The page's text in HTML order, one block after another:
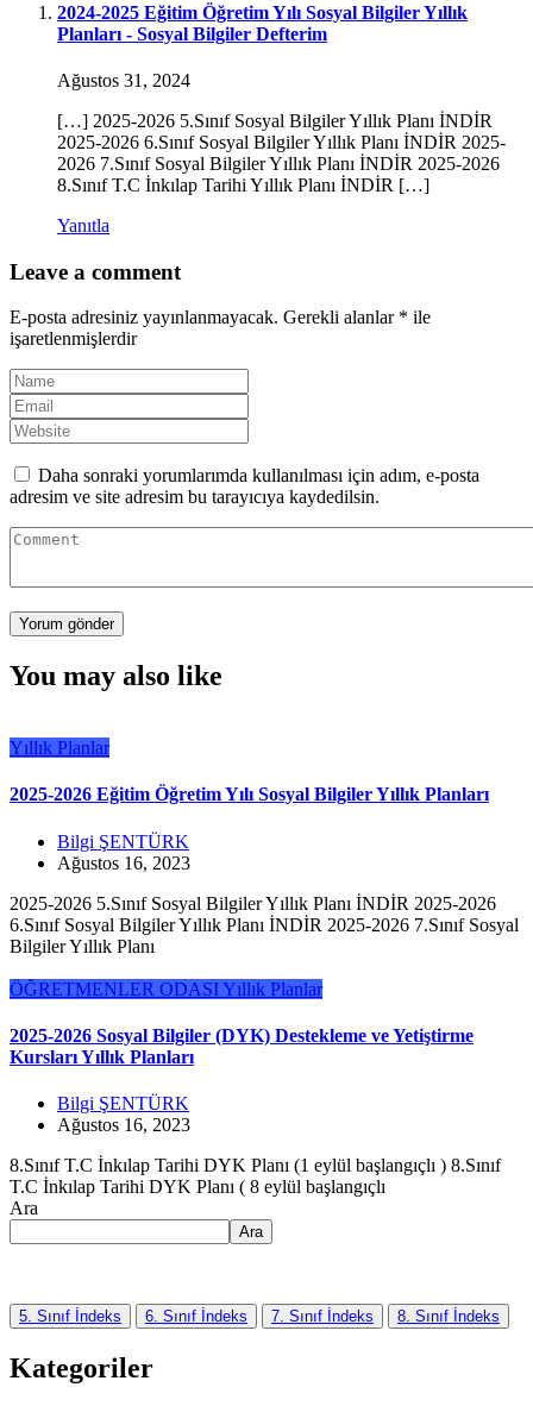
2024-2025 Eğitim Öğretim Yılı Sosyal Bilgiler Yıllık
Planları - Sosyal Bilgiler Defterim
Ağustos 31, 2024
[…] 2025-2026 5.Sınıf Sosyal Bilgiler Yıllık Planı İNDİR
2025-2026 6.Sınıf Sosyal Bilgiler Yıllık Planı İNDİR 2025-
2026 7.Sınıf Sosyal Bilgiler Yıllık Planı İNDİR 2025-2026
8.Sınıf T.C İnkılap Tarihi Yıllık Planı İNDİR […]
Yanıtla
Leave a comment
E-posta adresiniz yayınlanmayacak. Gerekli alanlar * ile
işaretlenmişlerdir
Daha sonraki yorumlarımda kullanılması için adım, e-posta
adresim ve site adresim bu tarayıcıya kaydedilsin.
You may also like
Yıllık Planlar
2025-2026 Eğitim Öğretim Yılı Sosyal Bilgiler Yıllık Planları
Bilgi ŞENTÜRK
Ağustos 16, 2023
2025-2026 5.Sınıf Sosyal Bilgiler Yıllık Planı İNDİR 2025-2026
6.Sınıf Sosyal Bilgiler Yıllık Planı İNDİR 2025-2026 7.Sınıf Sosyal
Bilgiler Yıllık Planı
ÖĞRETMENLER ODASIYıllık Planlar
2025-2026 Sosyal Bilgiler (DYK) Destekleme ve Yetiştirme
Kursları Yıllık Planları
Bilgi ŞENTÜRK
Ağustos 16, 2023
8.Sınıf T.C İnkılap Tarihi DYK Planı (1 eylül başlangıçlı ) 8.Sınıf
T.C İnkılap Tarihi DYK Planı ( 8 eylül başlangıçlı
Ara
Ara
5. Sınıf İndeks 6. Sınıf İndeks 7. Sınıf İndeks 8. Sınıf İndeks
Kategoriler